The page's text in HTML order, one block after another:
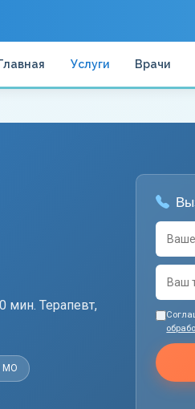
Главная Услуги Врачи
мин. Терапевт,
МО